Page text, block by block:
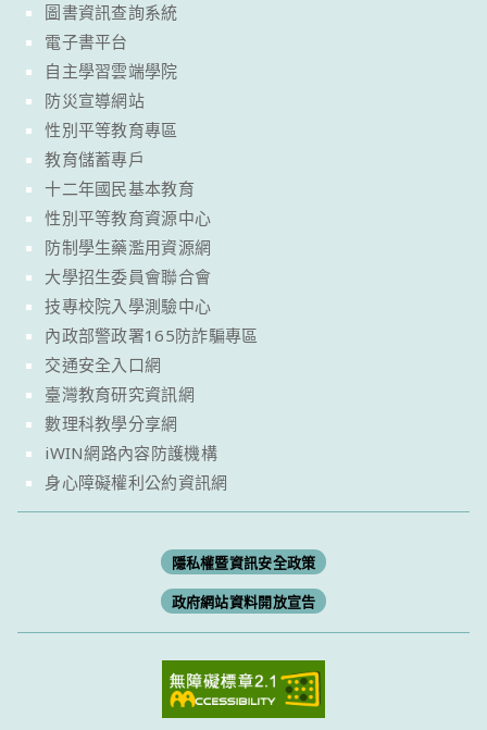
圖書資訊查詢系統
電子書平台
自主學習雲端學院
防災宣導網站
性別平等教育專區
教育儲蓄專戶
十二年國民基本教育
性別平等教育資源中心
防制學生藥濫用資源網
大學招生委員會聯合會
技專校院入學測驗中心
內政部警政署165防詐騙專區
交通安全入口網
臺灣教育研究資訊網
數理科教學分享網
iWIN網路內容防護機構
身心障礙權利公約資訊網
隱私權暨資訊安全政策
政府網站資料開放宣告